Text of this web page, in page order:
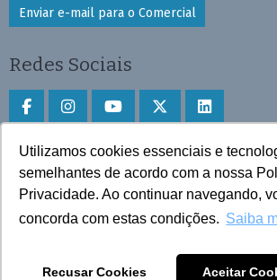
Utilizamos cookies essenciais e
semelhantes de acordo com a nossa
Privacidade. Ao continuar navegando,
concorda com estas condições. Saiba
Recusar Cookies Aceitar
Enviar e-mail para o Comercial
Redes Sociais
Faça download do aplicativo
Play Store e App Store
Todos os direitos reservados © 2025